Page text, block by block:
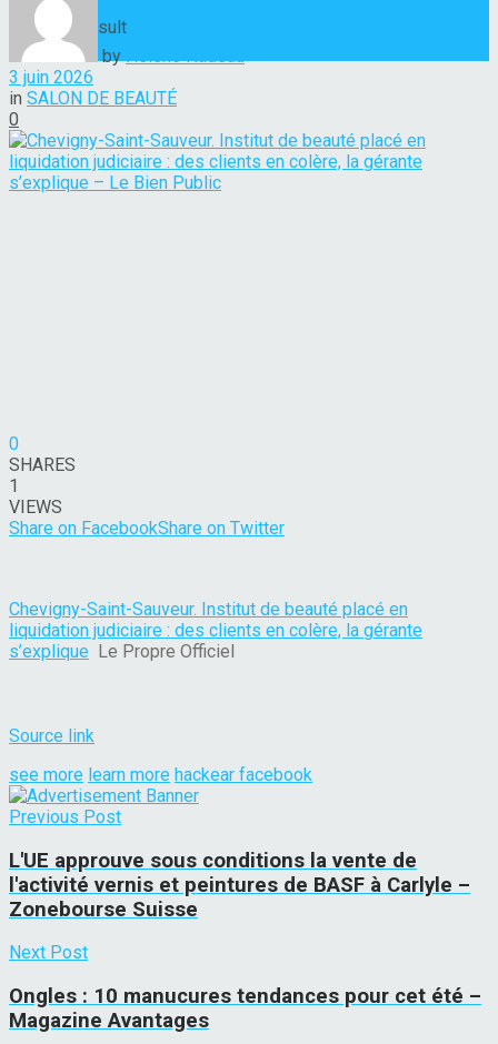
View All Result
by Hélène Nadeau
3 juin 2026
in SALON DE BEAUTÉ
0
0
SHARES
1
VIEWS
Share on FacebookShare on Twitter
Chevigny-Saint-Sauveur. Institut de beauté placé en
liquidation judiciaire : des clients en colère, la gérante
s’explique Le Propre Officiel
Source link
see more learn more hackear facebook
Previous Post
L'UE approuve sous conditions la vente de
l'activité vernis et peintures de BASF à Carlyle –
Zonebourse Suisse
Next Post
Ongles : 10 manucures tendances pour cet été –
Magazine Avantages